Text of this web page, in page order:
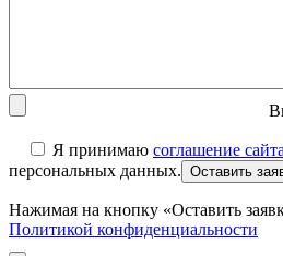
Я принимаю соглашение сайта
персональных данных.
Нажимая на кнопку «Оставить
Политикой конфиденциальности